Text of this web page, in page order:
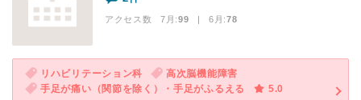
アクセス数 7月:99 | 6月:78
リハビリテーション科
高次脳機能障害
手足が痛い（関節を除く）・手足がふるえる
5.0